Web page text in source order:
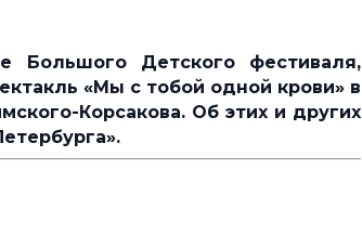
Детского фестиваля,
«Мы с тобой одной крови» в
Корсакова. Об этих и других